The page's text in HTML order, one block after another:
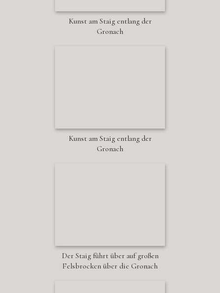
Kunst am Staig entlang der
Gronach
Kunst am Staig entlang der
Gronach
Der Staig führt über auf großen
Felsbrocken über die Gronach